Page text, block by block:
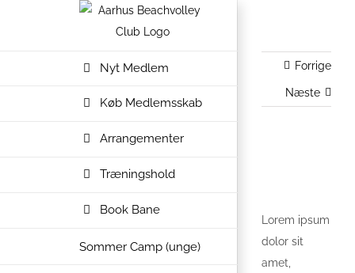
Nyt Medlem
Køb Medlemsskab
Arrangementer
Træningshold
Book Bane
Sommer Camp (unge)
Forrige
Næste
Lorem ipsum
dolor sit
amet,